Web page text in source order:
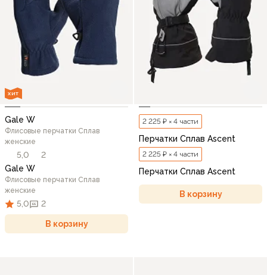
ХИТ
Gale W
Флисовые перчатки Сплав
женские
5,0
2
Gale W
Флисовые перчатки Сплав
женские
5,0 2
В корзину
2 225 ₽ × 4 части
Перчатки Сплав Ascent
2 225 ₽ × 4 части
Перчатки Сплав Ascent
В корзину